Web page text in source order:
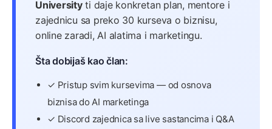
Universityti daje konkretan plan, mentore i
zajednicu sa preko 30 kurseva o biznisu,
online zaradi, AI alatima i marketingu.
Šta dobijaš kao član:
✓ Pristup svim kursevima — od osnova
biznisa do AI marketinga
✓ Discord zajednica sa live sastancima i Q&A